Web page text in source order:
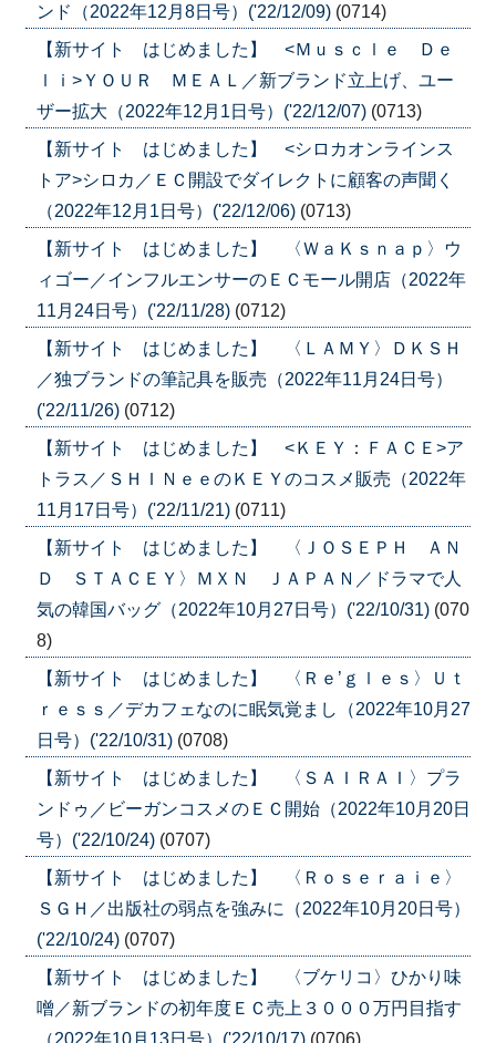
ンド（2022年12月8日号）('22/12/09) (0714)
【新サイト はじめました】 <Ｍｕｓｃｌｅ Ｄｅ
ｌｉ>ＹＯＵＲ ＭＥＡＬ／新ブランド立上げ、ユー
ザー拡大（2022年12月1日号）('22/12/07) (0713)
【新サイト はじめました】 <シロカオンラインス
トア>シロカ／ＥＣ開設でダイレクトに顧客の声聞く
（2022年12月1日号）('22/12/06) (0713)
【新サイト はじめました】 〈ＷａＫｓｎａｐ〉ウ
ィゴー／インフルエンサーのＥＣモール開店（2022年
11月24日号）('22/11/28) (0712)
【新サイト はじめました】 〈ＬＡＭＹ〉ＤＫＳＨ
／独ブランドの筆記具を販売（2022年11月24日号）
('22/11/26) (0712)
【新サイト はじめました】 <ＫＥＹ：ＦＡＣＥ>ア
トラス／ＳＨＩＮｅｅのＫＥＹのコスメ販売（2022年
11月17日号）('22/11/21) (0711)
【新サイト はじめました】 〈ＪＯＳＥＰＨ ＡＮ
Ｄ ＳＴＡＣＥＹ〉ＭＸＮ ＪＡＰＡＮ／ドラマで人
気の韓国バッグ（2022年10月27日号）('22/10/31) (070
8)
【新サイト はじめました】 〈Ｒｅ’ｇｌｅｓ〉Ｕｔ
ｒｅｓｓ／デカフェなのに眠気覚まし（2022年10月27
日号）('22/10/31) (0708)
【新サイト はじめました】 〈ＳＡＩＲＡＩ〉プラ
ンドゥ／ビーガンコスメのＥＣ開始（2022年10月20日
号）('22/10/24) (0707)
【新サイト はじめました】 〈Ｒｏｓｅｒａｉｅ〉
ＳＧＨ／出版社の弱点を強みに（2022年10月20日号）
('22/10/24) (0707)
【新サイト はじめました】 〈ブケリコ〉ひかり味
噌／新ブランドの初年度ＥＣ売上３０００万円目指す
（2022年10月13日号）('22/10/17) (0706)